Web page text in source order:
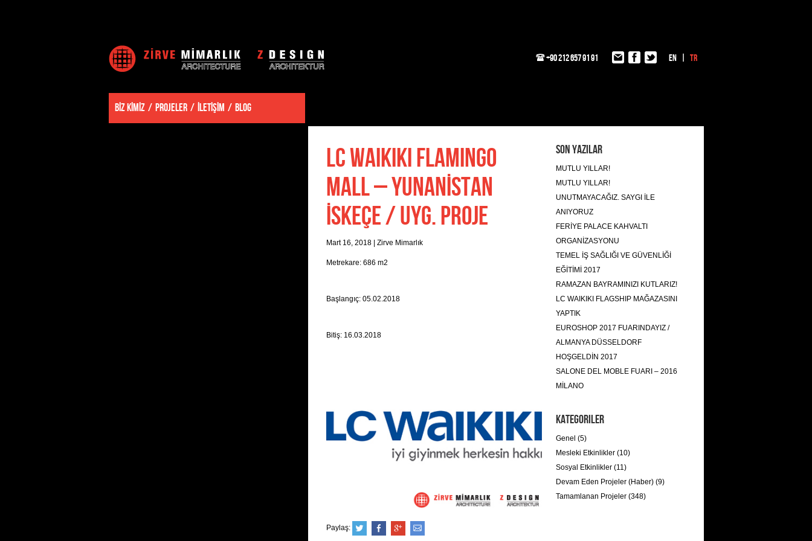
+90 212 657 91 91 EN TR
BİZ KİMİZ PROJELER İLETİŞİM BLOG
LC WAIKIKI FLAMINGO
MALL – YUNANİSTAN
İSKEÇE / UYG. PROJE
Mart 16, 2018| Zirve Mimarlık
Metrekare: 686 m2
Başlangıç: 05.02.2018
Bitiş: 16.03.2018
Son Yazılar
MUTLU YILLAR!
MUTLU YILLAR!
UNUTMAYACAĞIZ. SAYGI İLE
ANIYORUZ
FERİYE PALACE KAHVALTI
ORGANİZASYONU
TEMEL İŞ SAĞLIĞI VE GÜVENLİĞİ
EĞİTİMİ 2017
RAMAZAN BAYRAMINIZI KUTLARIZ!
LC WAIKIKI FLAGSHIP MAĞAZASINI
YAPTIK
EUROSHOP 2017 FUARINDAYIZ /
ALMANYA DÜSSELDORF
HOŞGELDİN 2017
SALONE DEL MOBLE FUARI – 2016
MİLANO
Kategoriler
Genel (5)
Mesleki Etkinlikler (10)
Sosyal Etkinlikler (11)
Devam Eden Projeler (Haber) (9)
Tamamlanan Projeler (348)
Paylaş: